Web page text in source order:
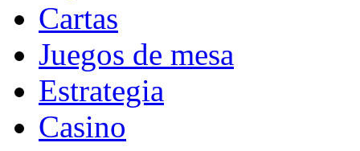
Cartas
Juegos de mesa
Estrategia
Casino